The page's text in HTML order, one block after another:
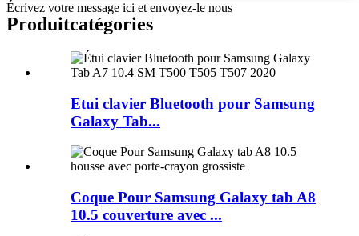
Écrivez votre message ici et envoyez-le nous
Produitcatégories
Etui clavier Bluetooth pour Samsung
Galaxy Tab...
Coque Pour Samsung Galaxy tab A8
10.5 couverture avec ...